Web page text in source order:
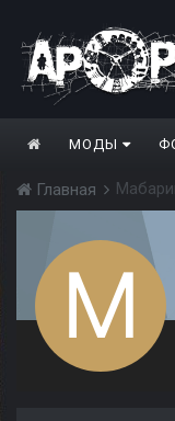
МОДЫ
Главная